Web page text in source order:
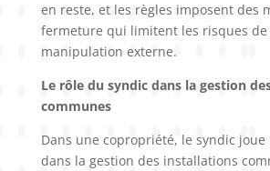
en reste, et les règles imposent des
fermeture qui limitent les risques de
manipulation externe.
Le rôle du syndic dans la gestion
communes
Dans une copropriété, le syndic
dans la gestion des installations